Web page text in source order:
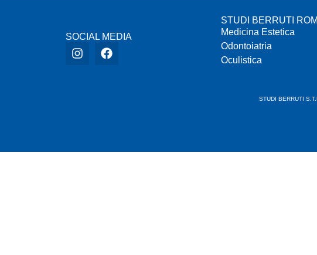
SOCIAL MEDIA
STUDI BERRUTI
Medicina Estetica
Odontoiatria
Oculistica
STUDI BERRUTI